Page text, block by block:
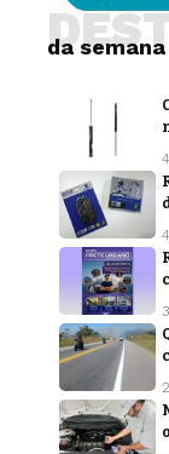
da semana